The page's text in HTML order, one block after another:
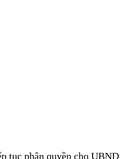
tục phân quyền cho UBND